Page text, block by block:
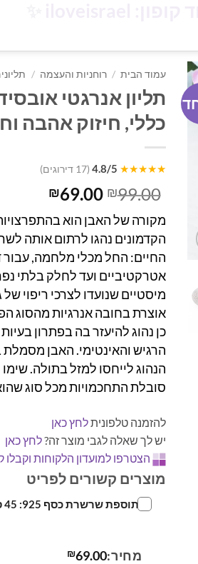
עמוד הבית / רוחניות והעצמה /
תליון אנרגטי
כללי, חיזוק אהבה
★★★★★
4.8/5 (17 דירוגים)
₪99.00
המחיר
היה:
₪99.00.
₪69.00
הוא:
מקורה של האבן הוא
הקדמונים נהגו לרתום אותה
החיים: החל מכלי מלחמה, עבור
אטרקטיביים ועד לחלק בלתי
מיסטיים שנועדו לצרכי ריפוי של
אוצרת בחובה אנרגיות מהסוג
כן נהוג להיעזר בה בפתרון
הרגיש והאינטימי. האבן
הנהוג לייחסו למזל בתולה.
סובלת התחכמויות מכל סוג
להזמנה טלפוניתלחץ כאן
יש לך שאלה לגבי מוצר זה?לחץ כאן
הצטרפו למועדון הלקוחות וקבלו
מוצרים קשורים לפריט
- תוספת שרשרת כסף 925: 45 ס"מ
מחיר: ₪69.00